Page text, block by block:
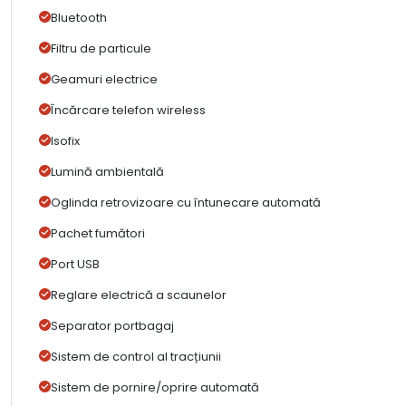
Bluetooth
Filtru de particule
Geamuri electrice
Încărcare telefon wireless
Isofix
Lumină ambientală
Oglinda retrovizoare cu întunecare automată
Pachet fumători
Port USB
Reglare electrică a scaunelor
Separator portbagaj
Sistem de control al tracțiunii
Sistem de pornire/oprire automată